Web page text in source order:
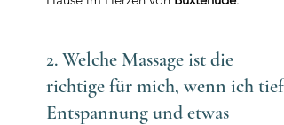
2. Welche Massage ist die
richtige für mich, wenn ich tiefe
Entspannung und etwas